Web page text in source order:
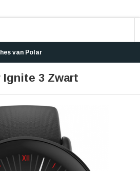
van Polar
Ignite 3 Zwart